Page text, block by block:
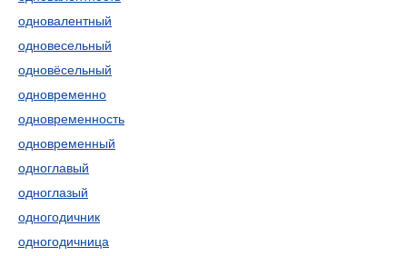
одновалентный
одновесельный
одновёсельный
одновременно
одновременность
одновременный
одноглавый
одноглазый
одногодичник
одногодичница